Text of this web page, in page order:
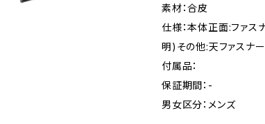
素材：合皮
仕様：本体正面:ファス
明)その他:天ファスナー
付属品：
保証期間：-
男女区分：メンズ